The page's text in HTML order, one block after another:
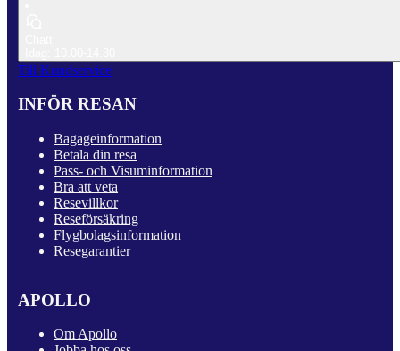
Till Kundservice
INFÖR RESAN
Bagageinformation
Betala din resa
Pass- och Visuminformation
Bra att veta
Resevillkor
Reseförsäkring
Flygbolagsinformation
Resegarantier
APOLLO
Om Apollo